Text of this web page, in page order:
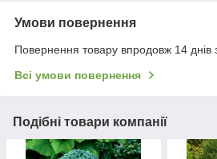
Умови повернення
Повернення товару впродовж 14 днів
Всі умови повернення
Подібні товари компанії